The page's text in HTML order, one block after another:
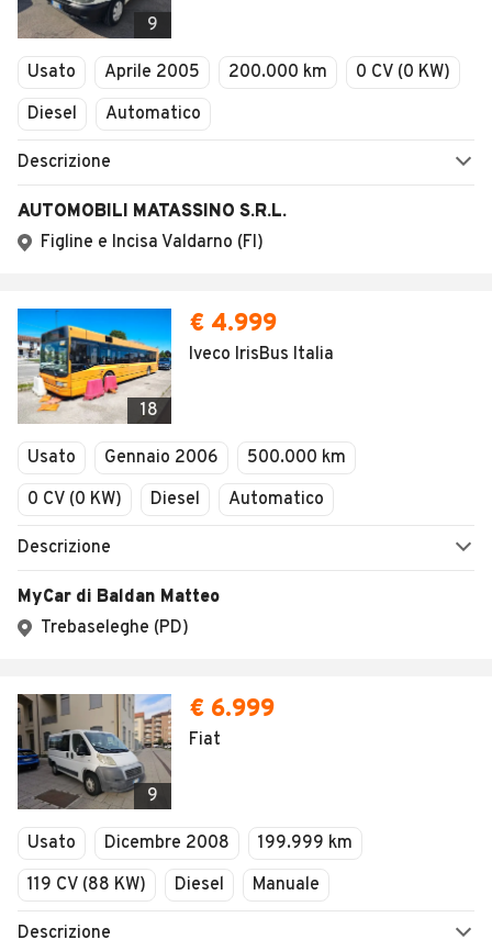
9
Usato Aprile 2005 200.000 km
0 CV (0 KW)
Diesel
Automatico
Descrizione
AUTOMOBILI MATASSINO S.R.L.
Figline e Incisa Valdarno (FI)
18
€ 4.999
Iveco IrisBus Italia
Usato Gennaio 2006
500.000 km
0 CV (0 KW)
Diesel Automatico
Descrizione
MyCar di Baldan Matteo
Trebaseleghe (PD)
9
€ 6.999
Fiat
Usato Dicembre 2008
199.999 km
119 CV (88 KW)
Diesel Manuale
Descrizione